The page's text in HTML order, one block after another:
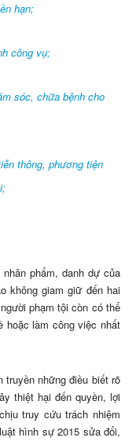
hạn;
công vụ;
sóc, chữa bệnh cho
thông, phương tiện
phẩm, danh dự của
không giam giữ đến hai
phạm tội còn có thể
hoặc làm công việc nhất
truyền những điều biết rõ
thiệt hại đến quyền, lợi
truy cứu trách nhiệm
hình sự 2015 sửa đổi,